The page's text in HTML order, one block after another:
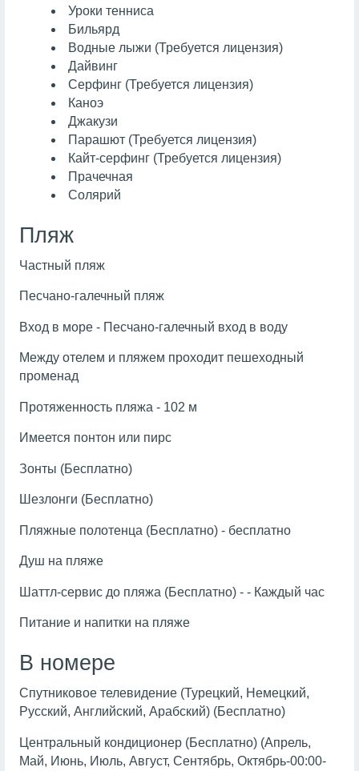
Уроки тенниса
Бильярд
Водные лыжи (Требуется лицензия)
Дайвинг
Серфинг (Требуется лицензия)
Каноэ
Джакузи
Парашют (Требуется лицензия)
Кайт-серфинг (Требуется лицензия)
Прачечная
Солярий
Пляж
Частный пляж
Песчано-галечный пляж
Вход в море - Песчано-галечный вход в воду
Между отелем и пляжем проходит пешеходный
променад
Протяженность пляжа - 102 м
Имеется понтон или пирс
Зонты (Бесплатно)
Шезлонги (Бесплатно)
Пляжные полотенца (Бесплатно) - бесплатно
Душ на пляже
Шаттл-сервис до пляжа (Бесплатно) - - Каждый час
Питание и напитки на пляже
В номере
Спутниковое телевидение (Турецкий, Немецкий,
Русский, Английский, Арабский) (Бесплатно)
Центральный кондиционер (Бесплатно) (Апрель,
Май, Июнь, Июль, Август, Сентябрь, Октябрь-00:00-